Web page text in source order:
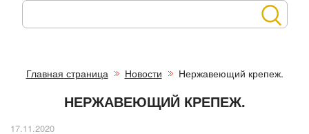
Главная страница Новости Нержавеющий крепеж.
НЕРЖАВЕЮЩИЙ КРЕПЕЖ.
17.11.2020